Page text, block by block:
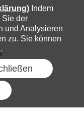
Indem
Sie der
und Analysieren
zu. Sie können